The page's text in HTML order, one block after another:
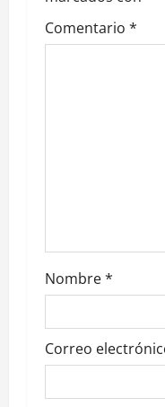
e
a
s
Comentario *
Nombre*
Correo